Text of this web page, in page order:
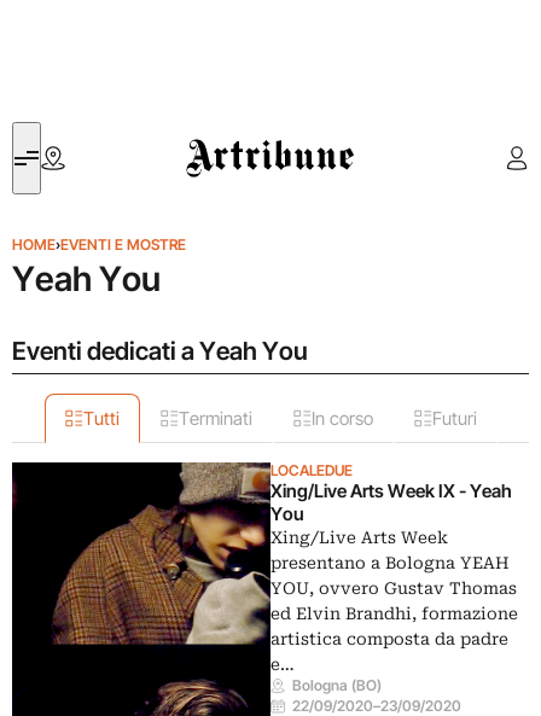
Artribune
HOME›EVENTI E MOSTRE
Yeah You
Eventi dedicati a Yeah You
Tutti Terminati In corso Futuri
LOCALEDUE
Xing/Live Arts Week IX - Yeah
You
Xing/Live Arts Week
presentano a Bologna YEAH
YOU, ovvero Gustav Thomas
ed Elvin Brandhi, formazione
artistica composta da padre
e…
Bologna (BO)
22/09/2020–23/09/2020